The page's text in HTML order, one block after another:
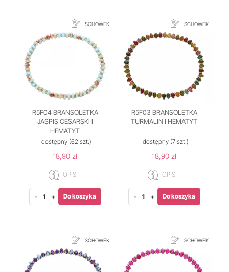
SCHOWEK
R5F04 BRANSOLETKA
JASPIS CESARSKI I
HEMATYT
dostępny(62 szt.)
18,90 zł
OPIS
- + Do koszyka
SCHOWEK
R5F03 BRANSOLETKA
TURMALIN I HEMATYT
dostępny(7 szt.)
18,90 zł
OPIS
- + Do koszyka
SCHOWEK SCHOWEK